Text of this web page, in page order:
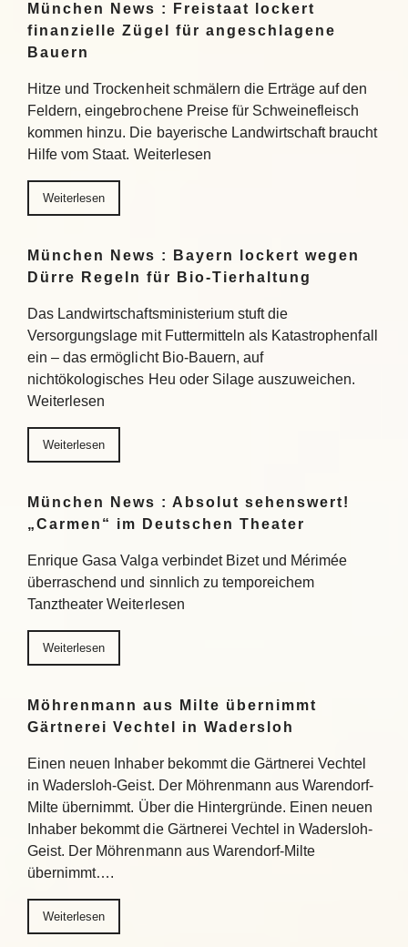
München News : Freistaat lockert
finanzielle Zügel für angeschlagene
Bauern
Hitze und Trockenheit schmälern die Erträge auf den
Feldern, eingebrochene Preise für Schweinefleisch
kommen hinzu. Die bayerische Landwirtschaft braucht
Hilfe vom Staat. Weiterlesen
Weiterlesen
München News : Bayern lockert wegen
Dürre Regeln für Bio-Tierhaltung
Das Landwirtschaftsministerium stuft die
Versorgungslage mit Futtermitteln als Katastrophenfall
ein – das ermöglicht Bio-Bauern, auf
nichtökologisches Heu oder Silage auszuweichen.
Weiterlesen
Weiterlesen
München News : Absolut sehenswert!
„Carmen“ im Deutschen Theater
Enrique Gasa Valga verbindet Bizet und Mérimée
überraschend und sinnlich zu temporeichem
Tanztheater Weiterlesen
Weiterlesen
Möhrenmann aus Milte übernimmt
Gärtnerei Vechtel in Wadersloh
Einen neuen Inhaber bekommt die Gärtnerei Vechtel
in Wadersloh-Geist. Der Möhrenmann aus Warendorf-
Milte übernimmt. Über die Hintergründe. Einen neuen
Inhaber bekommt die Gärtnerei Vechtel in Wadersloh-
Geist. Der Möhrenmann aus Warendorf-Milte
übernimmt….
Weiterlesen